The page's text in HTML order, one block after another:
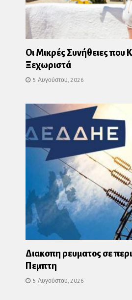
Οι Μικρές Συνήθειες που
Ξεχωριστά
5 Αυγούστου, 2026
Διακοπη ρευματος σε
Πεμπτη
5 Αυγούστου, 2026